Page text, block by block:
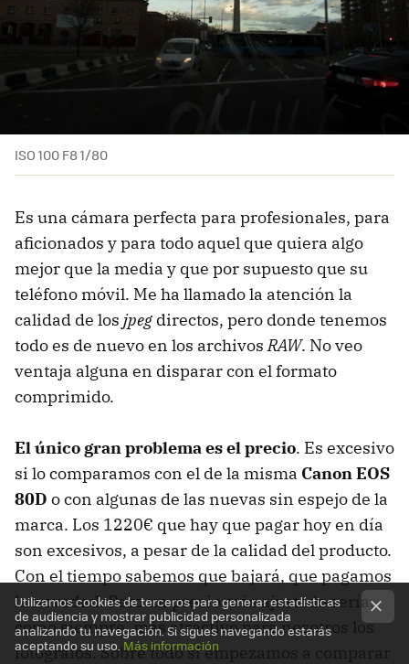
ISO 100 F8 1/80
Es una cámara perfecta para profesionales, para
aficionados y para todo aquel que quiera algo
mejor que la media y que por supuesto que su
teléfono móvil. Me ha llamado la atención la
calidad de los jpeg directos, pero donde tenemos
todo es de nuevo en los archivosRAW. No veo
ventaja alguna en disparar con el formato
comprimido.
El único gran problema es el precio. Es excesivo
si lo comparamos con el de la misma Canon EOS
80D o con algunas de las nuevas sin espejo de la
marca. Los 1220€ que hay que pagar hoy en día
son excesivos, a pesar de la calidad del producto.
Con el tiempo sabemos que bajará, que pagamos
la novedad. Pero un precio más ajustado sería,
como siempre, más atractivo para nosotros los
fotógrafos. Sobre todo si empezamos a comparar
Utilizamos cookies de terceros para generar estadísticas
de audiencia y mostrar publicidad personalizada
analizando tu navegación. Si sigues navegando estarás
aceptando su uso.Más información